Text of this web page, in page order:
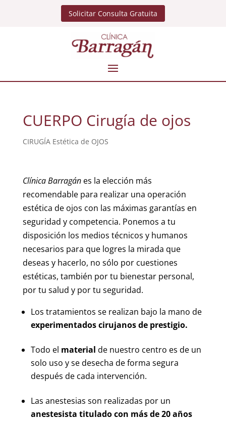
Solicitar Consulta Gratuita
CUERPO Cirugía de ojos
CIRUGÍA Estética de OJOS
Clínica Barragánes la elección más
recomendable para realizar una operación
estética de ojos con las máximas garantías en
seguridad y competencia. Ponemos a tu
disposición los medios técnicos y humanos
necesarios para que logres la mirada que
deseas y hacerlo, no sólo por cuestiones
estéticas, también por tu bienestar personal,
por tu salud y por tu seguridad.
Los tratamientos se realizan bajo la mano de
experimentados cirujanos de prestigio.
Todo el material de nuestro centro es de un
solo uso y se desecha de forma segura
después de cada intervención.
Las anestesias son realizadas por un
anestesista titulado con más de 20 años